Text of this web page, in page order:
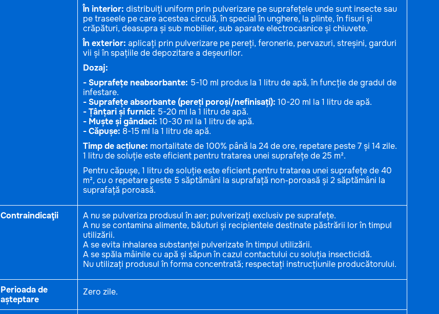
În interior: distribuiți uniform prin pulverizare pe suprafețele unde sunt insecte sau
pe traseele pe care acestea circulă, în special în unghere, la plinte, în fisuri și
crăpături, deasupra și sub mobilier, sub aparate electrocasnice și chiuvete.
În exterior: aplicați prin pulverizare pe pereți, feronerie, pervazuri, streșini, garduri
vii și în spațiile de depozitare a deșeurilor.
Dozaj:
- Suprafețe neabsorbante: 5-10 ml produs la 1 litru de apă, în funcție de gradul de
infestare.
- Suprafețe absorbante (pereți poroși/nefinisați): 10-20 ml la 1 litru de apă.
- Țânțari și furnici: 5-20 ml la 1 litru de apă.
- Muște și gândaci: 10-30 ml la 1 litru de apă.
- Căpușe: 8-15 ml la 1 litru de apă.
Timp de acțiune: mortalitate de 100% până la 24 de ore, repetare peste 7 și 14 zile.
1 litru de soluție este eficient pentru tratarea unei suprafețe de 25 m².
Pentru căpușe, 1 litru de soluție este eficient pentru tratarea unei suprafețe de 40
m², cu o repetare peste 5 săptămâni la suprafață non-poroasă și 2 săptămâni la
suprafață poroasă.
Contraindicaţii
A nu se pulveriza produsul în aer; pulverizați exclusiv pe suprafețe.
A nu se contamina alimente, băuturi și recipientele destinate păstrării lor în timpul
utilizării.
A se evita inhalarea substanței pulverizate în timpul utilizării.
A se spăla mâinile cu apă și săpun în cazul contactului cu soluția insecticidă.
Nu utilizați produsul în forma concentrată; respectați instrucțiunile producătorului.
Perioada de
așteptare
Zero zile.